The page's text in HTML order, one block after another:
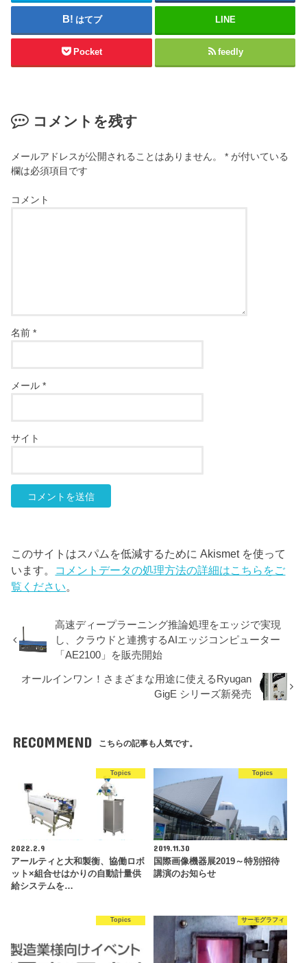
はてブ LINE
Pocket feedly
コメントを残す
メールアドレスが公開されることはありません。 * が付いている
欄は必須項目です
コメント
名前*
メール*
サイト
このサイトはスパムを低減するために Akismet を使って
います。 コメントデータの処理方法の詳細はこちらをご
覧ください。
高速ディープラーニング推論処理をエッジで実現
し、クラウドと連携するAIエッジコンピューター
「AE2100」を販売開始
オールインワン！さまざまな用途に使えるRyugan
GigE シリーズ新発売
RECOMMEND こちらの記事も人気です。
Topics
2022.2.9
アールティと大和製衡、協働ロボ
ット×組合せはかりの自動計量供
給システムを…
Topics
2019.11.30
国際画像機器展2019～特別招待
講演のお知らせ
Topics サーモグラフィ